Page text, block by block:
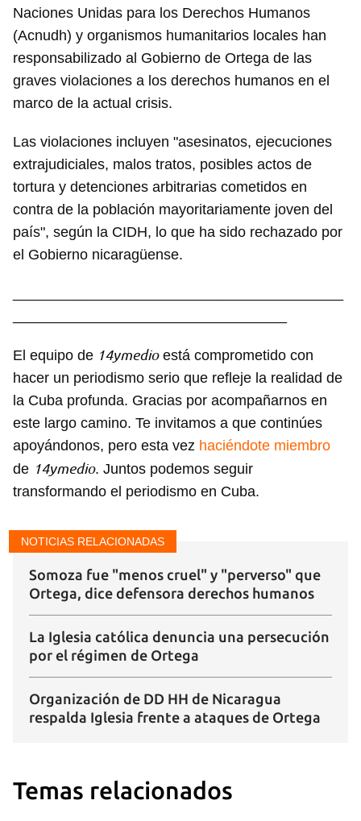
INICIAR SESIÓN CANCELAR
Naciones Unidas para los Derechos Humanos
(Acnudh) y organismos humanitarios locales han
responsabilizado al Gobierno de Ortega de las
graves violaciones a los derechos humanos en el
marco de la actual crisis.
Las violaciones incluyen "asesinatos, ejecuciones
extrajudiciales, malos tratos, posibles actos de
tortura y detenciones arbitrarias cometidos en
contra de la población mayoritariamente joven del
país", según la CIDH, lo que ha sido rechazado por
el Gobierno nicaragüense.
El equipo de 14ymedioestá comprometido con
hacer un periodismo serio que refleje la realidad de
la Cuba profunda. Gracias por acompañarnos en
este largo camino. Te invitamos a que continúes
apoyándonos, pero esta vez haciéndote miembro
de 14ymedio. Juntos podemos seguir
transformando el periodismo en Cuba.
NOTICIAS RELACIONADAS
Somoza fue "menos cruel" y "perverso" que
Ortega, dice defensora derechos humanos
La Iglesia católica denuncia una persecución
por el régimen de Ortega
Organización de DD HH de Nicaragua
respalda Iglesia frente a ataques de Ortega
Temas relacionados